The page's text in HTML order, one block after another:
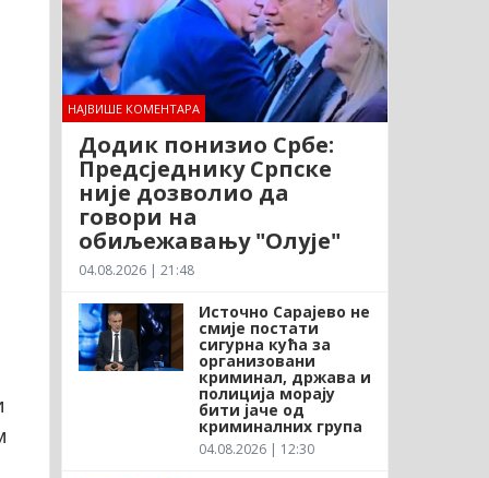
НАЈВИШЕ КОМЕНТАРА
Додик понизио Србе:
Предсједнику Српске
није дозволио да
говори на
обиљежавању "Олује"
04.08.2026 | 21:48
Источно Сарајево не
смије постати
сигурна кућа за
организовани
криминал, држава и
полиција морају
бити јаче од
криминалних група
04.08.2026 | 12:30